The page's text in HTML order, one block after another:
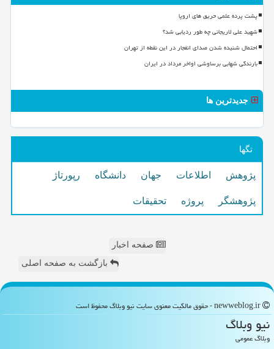
پشت پرده علمی حریق های اروپا
شهید علی لاریجانی چه طور ردیابی شد؟
احتمال شنیده شدن صدای انفجار در این نقطه از تهران
بارندگی شهابی برساوشی اواخر مرداد در ایران
جدیدترین ها
تگها
پژوهش اطلاعات جهان دانشگاه رپورتاژ
پژوهشگر پروژه تحقیقات
صفحه اخبار
بازگشت به صفحه اصلی
نیو وبلاگ
وبلاگ عمومی